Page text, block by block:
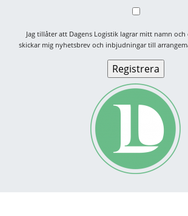
Jag tillåter att Dagens Logistik lagrar mitt namn och
skickar mig nyhetsbrev och inbjudningar till